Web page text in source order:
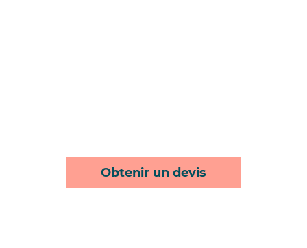
Obtenir un devis